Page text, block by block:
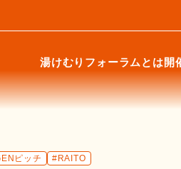
湯けむりフォーラムとは開
ピッチ #RAITO